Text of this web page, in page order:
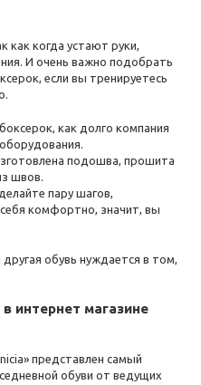
как когда устают руки,
И очень важно подобрать
если вы тренируетесь
как долго компания
подошва, прошита
швов.
пару шагов,
комфортно, значит, вы
обувь нуждается в том,
интернет магазине
представлен самый
обуви от ведущих